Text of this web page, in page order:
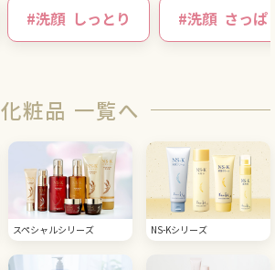
#洗顔 しっとり #洗顔 さっぱ
化粧品 一覧へ
スペシャルシリーズ NS-Kシリーズ